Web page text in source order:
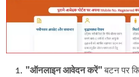
"ऑनलाइन आवेदन करें"बटन पर